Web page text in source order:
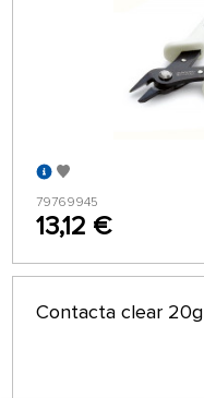
79769945
13,12 €
Contacta clear 20g